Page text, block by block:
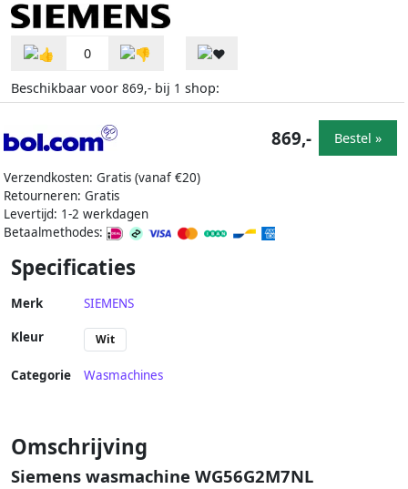
0
Beschikbaar voor 869,- bij 1 shop:
Verzendkosten: Gratis (vanaf €20)
Retourneren: Gratis
Levertijd: 1-2 werkdagen
Betaalmethodes:
869,- Bestel »
Specificaties
Merk SIEMENS
Kleur Wit
Categorie Wasmachines
Omschrijving
Siemens wasmachine WG56G2M7NL